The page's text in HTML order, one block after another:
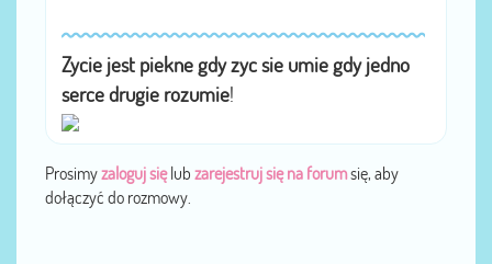
Zycie jest piekne gdy zyc sie umie gdy jedno
serce drugie rozumie!
Prosimyzaloguj sięlub zarejestruj się na forumsię, aby
dołączyć do rozmowy.